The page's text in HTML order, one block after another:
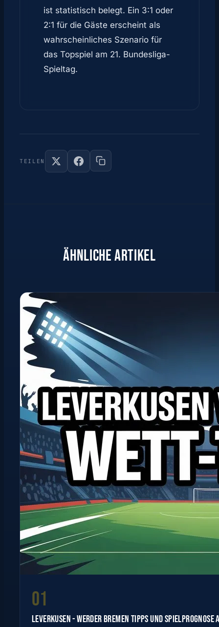
ist statistisch belegt. Ein 3:1 oder
2:1 für die Gäste erscheint als
wahrscheinliches Szenario für
das Topspiel am 21. Bundesliga-
Spieltag.
TEILEN
ÄHNLICHE ARTIKEL
01
LEVERKUSEN - WERDER BREMEN TIPPS UND